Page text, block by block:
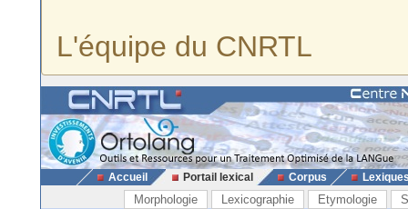
L'équipe du CNRTL
Accueil Portail lexical Corpus
Morphologie Lexicographie Etymologie